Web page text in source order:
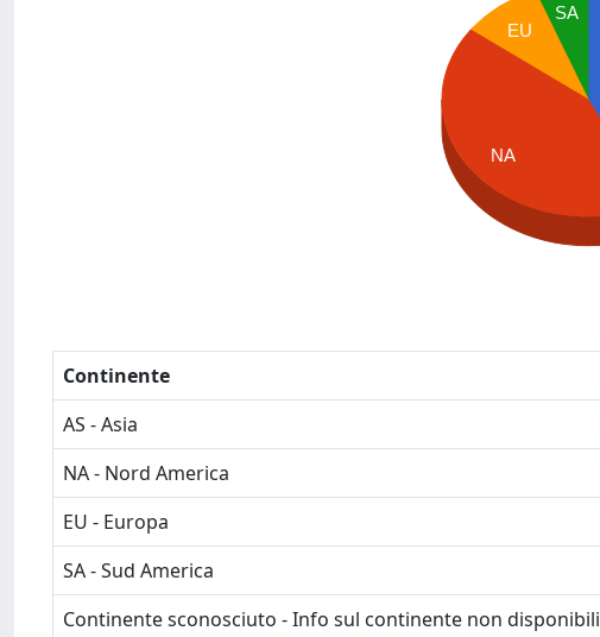
SA
EU
NA
Continente
AS - Asia
NA - Nord America
EU - Europa
SA - Sud America
Continente sconosciuto - Info sul continente non disponibili